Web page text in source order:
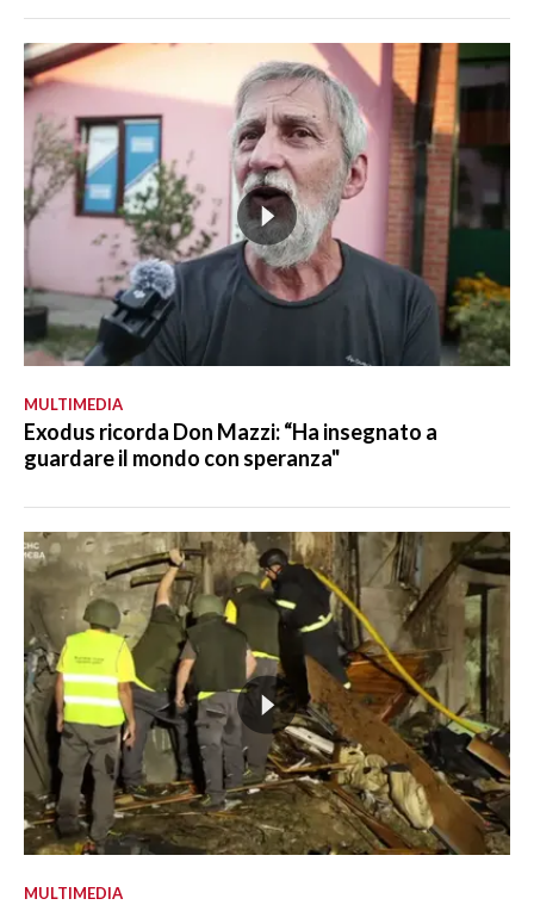
MULTIMEDIA
Exodus ricorda Don Mazzi: “Ha insegnato a
guardare il mondo con speranza"
MULTIMEDIA